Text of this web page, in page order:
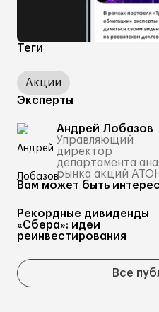
Теги
Акции
Эксперты
Андрей Лобазов
Управляющий
директор
департамента
рынка акций
Вам может быть
Рекордные дивиденды
«Сбера»: идеи
реинвестирования
Все